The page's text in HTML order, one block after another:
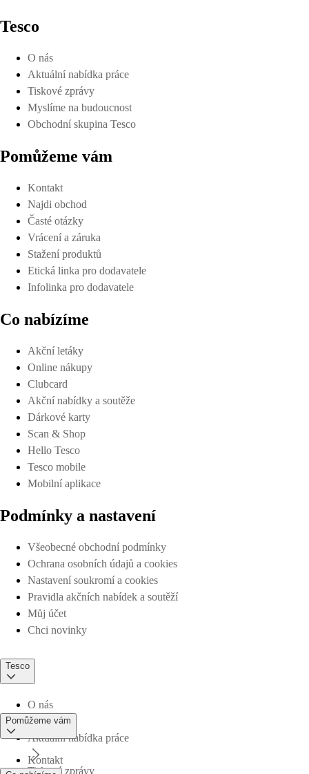
Tesco
O nás
Aktuální nabídka práce
Tiskové zprávy
Myslíme na budoucnost
Obchodní skupina Tesco
Pomůžeme vám
Kontakt
Najdi obchod
Časté otázky
Vrácení a záruka
Stažení produktů
Etická linka pro dodavatele
Infolinka pro dodavatele
Co nabízíme
Akční letáky
Online nákupy
Clubcard
Akční nabídky a soutěže
Dárkové karty
Scan & Shop
Hello Tesco
Tesco mobile
Mobilní aplikace
Podmínky a nastavení
Všeobecné obchodní podmínky
Ochrana osobních údajů a cookies
Nastavení soukromí a cookies
Pravidla akčních nabídek a soutěží
Můj účet
Chci novinky
Tesco
O nás
Aktuální nabídka práce
Tiskové zprávy
Pomůžeme vám
Kontakt